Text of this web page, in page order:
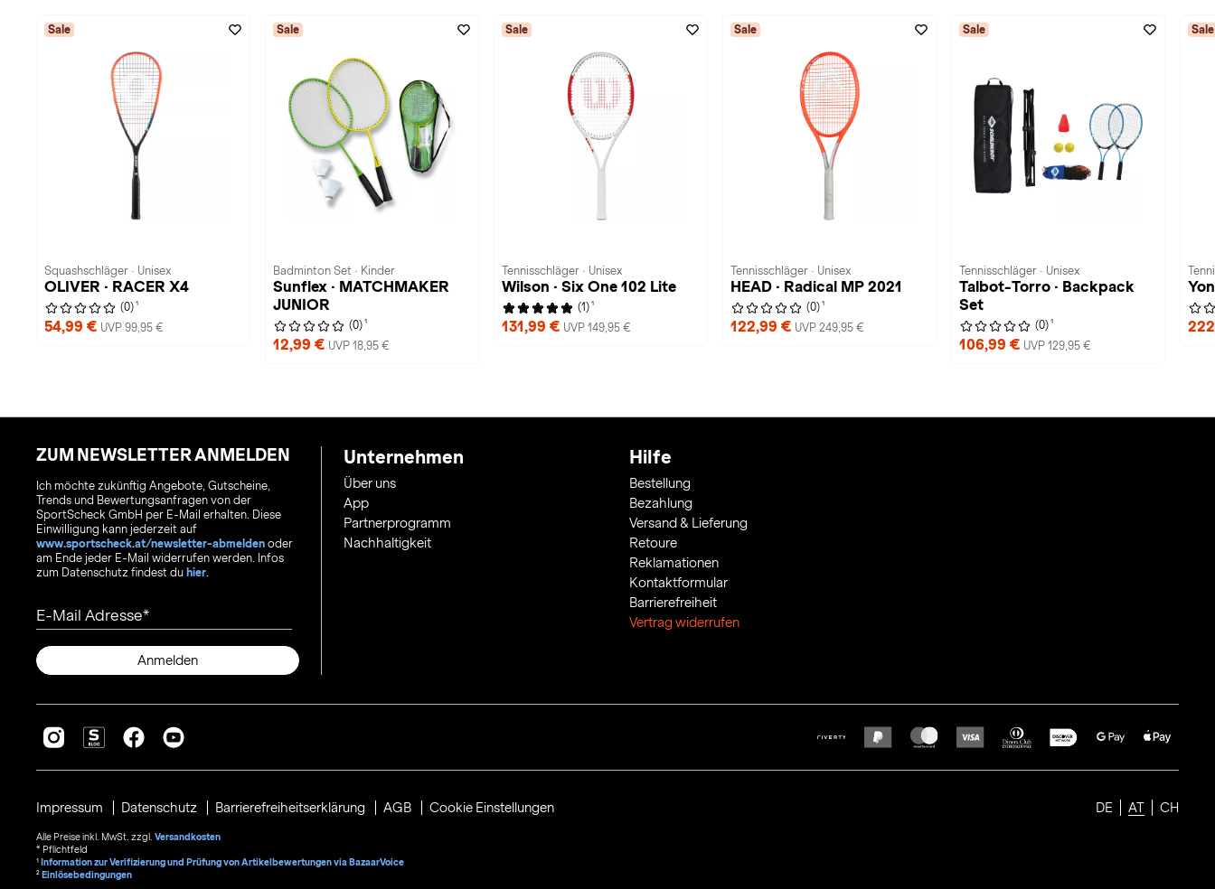
Sale
Squashschläger · Unisex
OLIVER · RACER X4
(0) 1
54,99 € UVP 99,95 €
Sale
Badminton Set · Kinder
Sunflex · MATCHMAKER
JUNIOR
(0) 1
12,99 € UVP 18,95 €
Sale
Tennisschläger · Unisex
Wilson · Six One 102 Lite
(1) 1
131,99 € UVP 149,95 €
Sale
Tennisschläger · Unisex
HEAD · Radical MP 2021
(0) 1
122,99 € UVP 249,95 €
Sale
Tennisschläger · Unisex
Talbot-Torro · Backpack
Set
(0) 1
106,99 € UVP 129,95 €
Sale
ZUM NEWSLETTER ANMELDEN
Ich möchte zukünftig Angebote, Gutscheine,
Trends und Bewertungsanfragen von der
SportScheck GmbH per E-Mail erhalten. Diese
Einwilligung kann jederzeit auf
www.sportscheck.at/newsletter-abmelden oder
am Ende jeder E-Mail widerrufen werden. Infos
zum Datenschutz findest du hier.
E-Mail Adresse
Anmelden
Unternehmen
Über uns
App
Partnerprogramm
Nachhaltigkeit
Hilfe
Bestellung
Bezahlung
Versand & Lieferung
Retoure
Reklamationen
Kontaktformular
Barrierefreiheit
Vertrag widerrufen
DE AT CH
Impressum Datenschutz Barrierefreiheitserklärung AGB Cookie Einstellungen
Alle Preise inkl. MwSt. zzgl. Versandkosten
* Pflichtfeld
1 Information zur Verifizierung und Prüfung von Artikelbewertungen via BazaarVoice
² Einlösebedingungen